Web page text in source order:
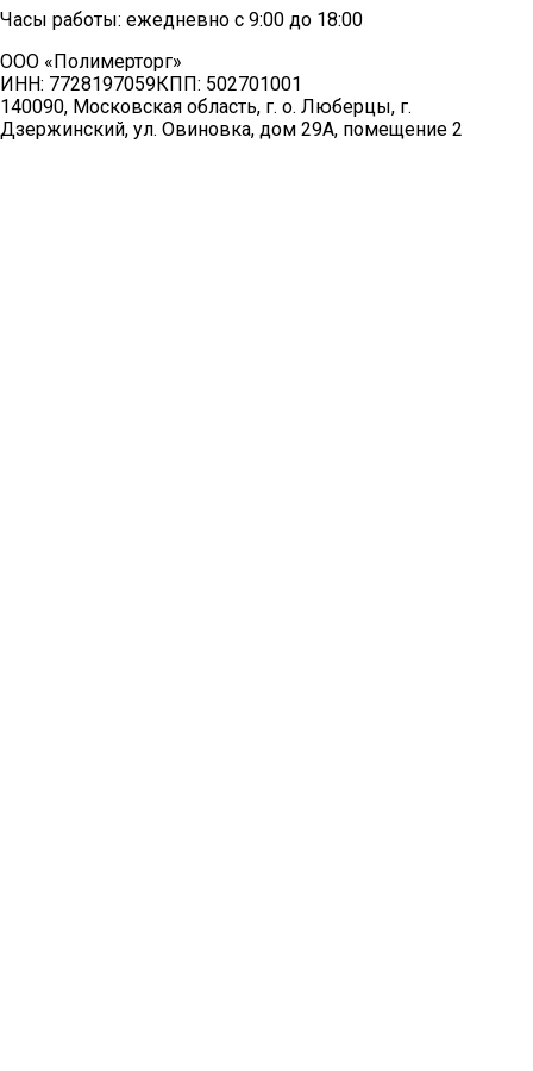
Часы работы: ежедневно с 9:00 до 18:00
ООО «Полимерторг»
ИНН: 7728197059КПП: 502701001
140090, Московская область, г. о. Люберцы, г.
Дзержинский, ул. Овиновка, дом 29А, помещение 2